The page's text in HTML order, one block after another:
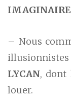
– Nous
LYCAN, dont
louer.